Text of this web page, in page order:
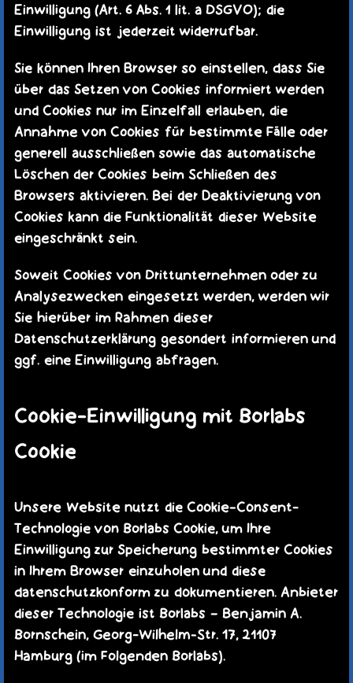
Einwilligung (Art. 6 Abs. 1 lit. a DSGVO); die
Einwilligung ist jederzeit widerrufbar.
Sie können Ihren Browser so einstellen, dass Sie
über das Setzen von Cookies informiert werden
und Cookies nur im Einzelfall erlauben, die
Annahme von Cookies für bestimmte Fälle oder
generell ausschließen sowie das automatische
Löschen der Cookies beim Schließen des
Browsers aktivieren. Bei der Deaktivierung von
Cookies kann die Funktionalität dieser Website
eingeschränkt sein.
Soweit Cookies von Drittunternehmen oder zu
Analysezwecken eingesetzt werden, werden wir
Sie hierüber im Rahmen dieser
Datenschutzerklärung gesondert informieren und
ggf. eine Einwilligung abfragen.
Cookie-Einwilligung mit Borlabs
Cookie
Unsere Website nutzt die Cookie-Consent-
Technologie von Borlabs Cookie, um Ihre
Einwilligung zur Speicherung bestimmter Cookies
in Ihrem Browser einzuholen und diese
datenschutzkonform zu dokumentieren. Anbieter
dieser Technologie ist Borlabs – Benjamin A.
Bornschein, Georg-Wilhelm-Str. 17, 21107
Hamburg (im Folgenden Borlabs).